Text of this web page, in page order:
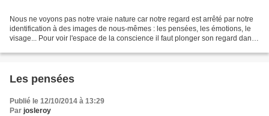
Nous ne voyons pas notre vraie nature car notre regard est arrêté par notre
identification à des images de nous-mêmes : les pensées, les émotions, le
visage... Pour voir l'espace de la conscience il faut plonger son regard dans
Les pensées
Publié le 12/10/2014 à 13:29
Par josleroy